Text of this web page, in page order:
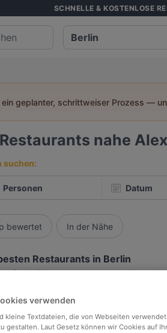
SCHNELLE & KOSTENLOSE
geplanter, schrittweiser Prozess —
Restaurants nahe
suchen:
Personen Datum
bewertet In der Nähe
Restaurants in Berlin
for delicious restaurants near
rounded up the top places to eat and
of waiting in line (and getting hungry 😩).
verwenden
kleine Textdateien, die von Webseiten
gestalten. Laut Gesetz können wir Cookies auf